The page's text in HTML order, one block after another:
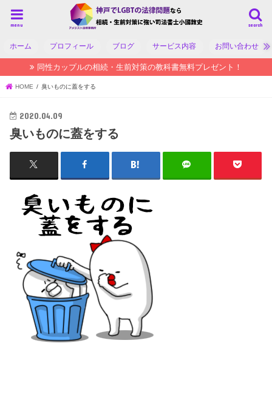
search
menu
ホーム プロフィール ブログ サービス内容 お問い合わせ
同性カップルの相続・生前対策の教科書無料プレゼント！
HOME 臭いものに蓋をする
2020.04.09
臭いものに蓋をする